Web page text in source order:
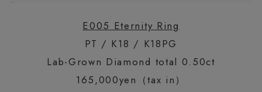
E005 Eternity Ring
PT / K18 / K18PG
Lab-Grown Diamond total 0.50ct
165,000yen（tax in）